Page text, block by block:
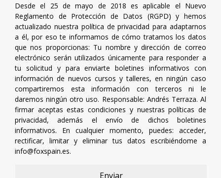
Desde el 25 de mayo de 2018 es aplicable el Nuevo
Reglamento de Protección de Datos (RGPD) y hemos
actualizado nuestra política de privacidad para adaptarnos
a él, por eso te informamos de cómo tratamos los datos
que nos proporcionas: Tu nombre y dirección de correo
electrónico serán utilizados únicamente para responder a
tu solicitud y para enviarte boletines informativos con
información de nuevos cursos y talleres, en ningún caso
compartiremos esta información con terceros ni le
daremos ningún otro uso. Responsable: Andrés Terraza. Al
firmar aceptas estas condiciones y nuestras políticas de
privacidad, además el envío de dichos boletines
informativos. En cualquier momento, puedes: acceder,
rectificar, limitar y eliminar tus datos escribiéndome a
info@foxspain.es.